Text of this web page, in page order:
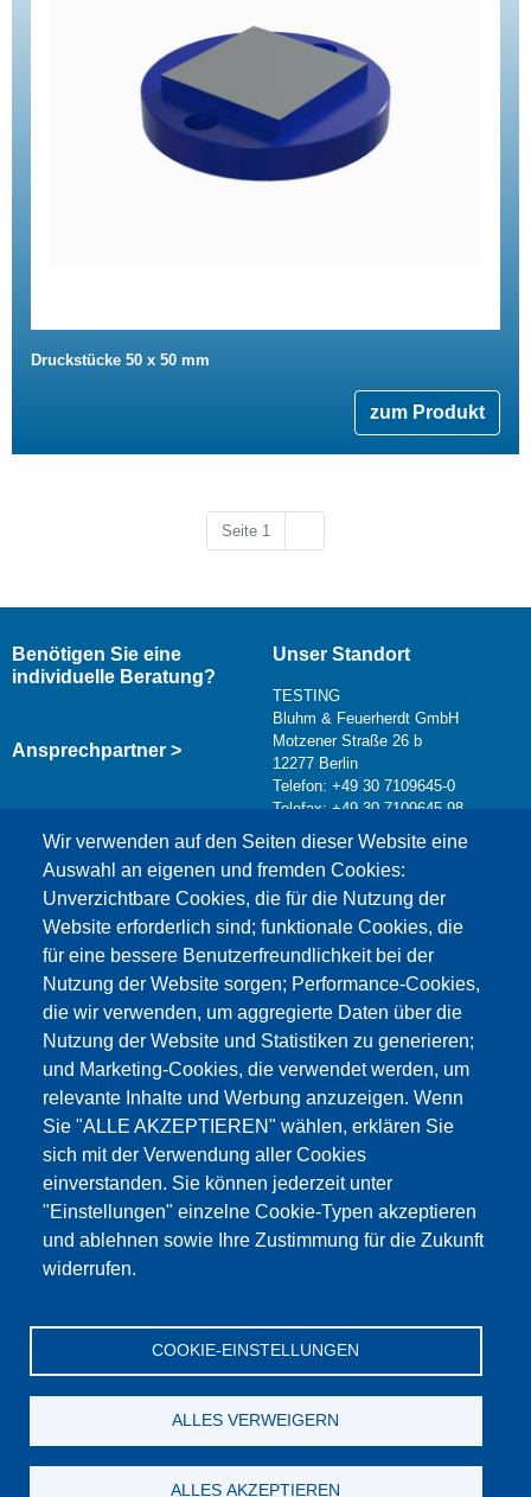
Druckstücke 50 x 50 mm
zum Produkt
Seite 1
Wir verwenden auf den Seiten dieser Website eine
Auswahl an eigenen und fremden Cookies:
Unverzichtbare Cookies, die für die Nutzung der
Website erforderlich sind; funktionale Cookies, die
für eine bessere Benutzerfreundlichkeit bei der
Nutzung der Website sorgen; Performance-Cookies,
die wir verwenden, um aggregierte Daten über die
Nutzung der Website und Statistiken zu generieren;
und Marketing-Cookies, die verwendet werden, um
relevante Inhalte und Werbung anzuzeigen. Wenn
Sie "ALLE AKZEPTIEREN" wählen, erklären Sie
sich mit der Verwendung aller Cookies
einverstanden. Sie können jederzeit unter
"Einstellungen" einzelne Cookie-Typen akzeptieren
und ablehnen sowie Ihre Zustimmung für die Zukunft
widerrufen.
COOKIE-EINSTELLUNGEN
ALLES VERWEIGERN
ALLES AKZEPTIEREN
Benötigen Sie eine
individuelle Beratung?
Ansprechpartner >
Unser Standort
TESTING
Bluhm & Feuerherdt GmbH
Motzener Straße 26 b
12277 Berlin
Telefon: +49 30 7109645-0
Telefax: +49 30 7109645-98
info@testing.de
Dieser Inhalt ist blockiert, da die Google Maps
Cookies nicht akzeptiert wurden.
NUR DIE GOOGLE MAPS COOKIES
AKZEPTIEREN.
Alle Cookies akzeptieren
© Testing Bluhm & Feuerherdt GmbH 09.08.2026